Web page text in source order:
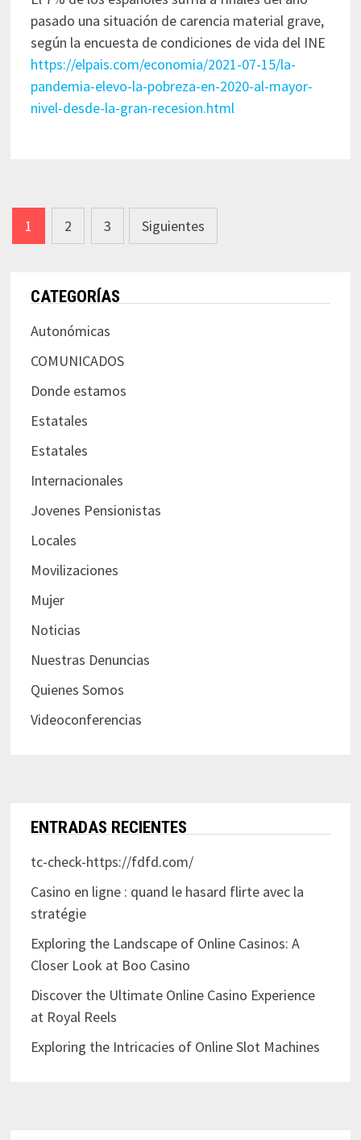
pasado una situación de carencia material grave,
según la encuesta de condiciones de vida del INE
https://elpais.com/economia/2021-07-15/la-
pandemia-elevo-la-pobreza-en-2020-al-mayor-
nivel-desde-la-gran-recesion.html
Navegación
de
entradas
1 2 3 Siguientes
CATEGORÍAS
Autonómicas
COMUNICADOS
Donde estamos
Estatales
Estatales
Internacionales
Jovenes Pensionistas
Locales
Movilizaciones
Mujer
Noticias
Nuestras Denuncias
Quienes Somos
Videoconferencias
ENTRADAS RECIENTES
tc-check-https://fdfd.com/
Casino en ligne : quand le hasard flirte avec la
stratégie
Exploring the Landscape of Online Casinos: A
Closer Look at Boo Casino
Discover the Ultimate Online Casino Experience
at Royal Reels
Exploring the Intricacies of Online Slot Machines